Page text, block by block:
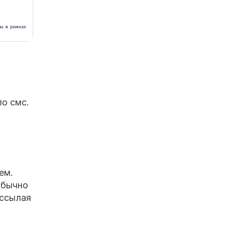
смс.